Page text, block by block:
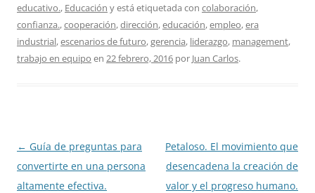
educativo., Educación y está etiquetada con colaboración,
confianza.,cooperación,dirección,educación,empleo,era
industrial,escenarios de futuro,gerencia, liderazgo, management,
trabajo en equipo en 22 febrero, 2016 por Juan Carlos.
Navegación
de
entradas
← Guía de preguntas para
convertirte en una persona
altamente efectiva.
Petaloso. El movimiento que
desencadena la creación de
valor y el progreso humano.